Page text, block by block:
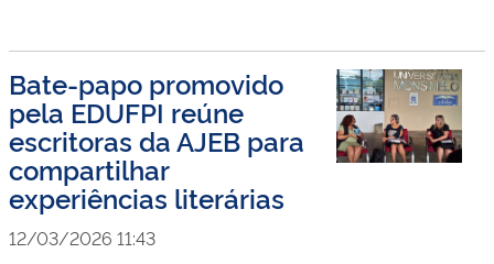
Bate-papo promovido
pela EDUFPI reúne
escritoras da AJEB para
compartilhar
experiências literárias
12/03/2026 11:43